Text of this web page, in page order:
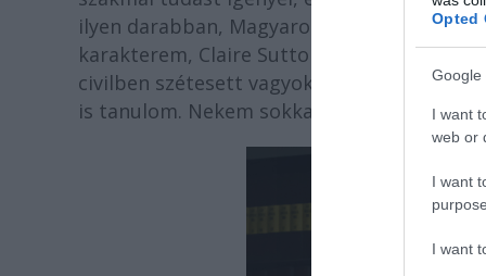
Opted
Google
I want
web or
I want
I want
ilyen darabban, Magyarországon ez nem
karakterem, Claire Sutton meglehetősen
civilben szétesett vagyok, gesztikulálok,
is tanulom. Nekem sokkal könnyebb